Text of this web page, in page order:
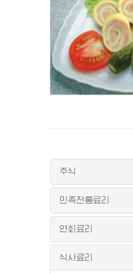
주식
민족전통료리
연회료리
식사료리